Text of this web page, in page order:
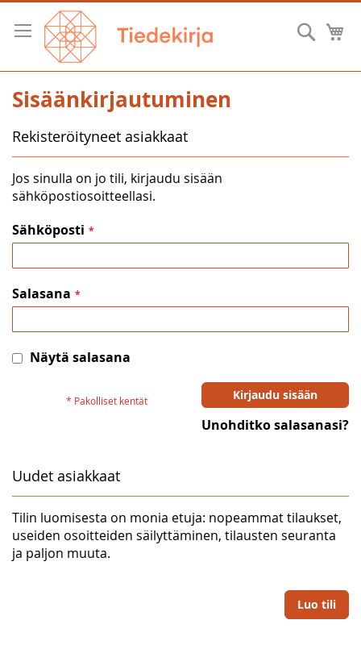
Skip
Content
Hae
Sisäänkirjautuminen
Rekisteröityneet asiakkaat
Jos sinulla on jo tili, kirjaudu sisään
sähköpostiosoitteellasi.
Sähköposti
Salasana
Näytä salasana
Kirjaudu sisään
Unohditko salasanasi?
Uudet asiakkaat
Tilin luomisesta on monia etuja: nopeammat tilaukset,
useiden osoitteiden säilyttäminen, tilausten seuranta
ja paljon muuta.
Luo tili